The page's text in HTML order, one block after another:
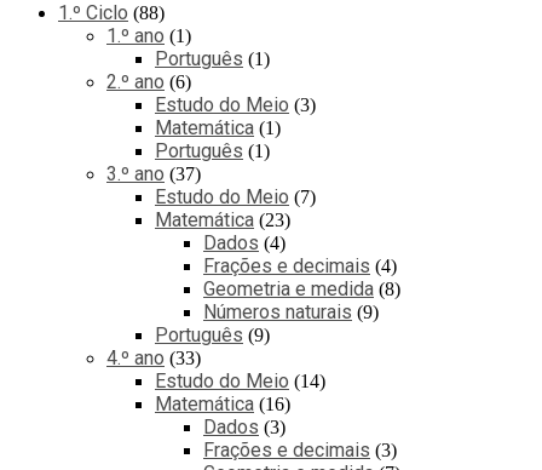
1.º Ciclo 88
1.º ano 1
Português 1
2.º ano 6
Estudo do Meio 3
Matemática 1
Português 1
3.º ano 37
Estudo do Meio 7
Matemática 23
Dados 4
Frações e decimais 4
Geometria e medida 8
Números naturais 9
Português 9
4.º ano 33
Estudo do Meio 14
Matemática 16
Dados 3
Frações e decimais 3